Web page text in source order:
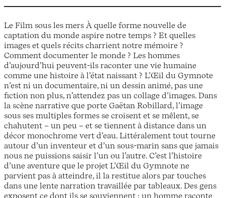
Le Film sous les mers À quelle forme nouvelle de
captation du monde aspire notre temps ? Et quelles
images et quels récits charrient notre mémoire ?
Comment documenter le monde ? Les hommes
d’aujourd’hui peuvent-ils raconter une vie humaine
comme une histoire à l’état naissant ? L’Œil du Gymnote
n’est ni un documentaire, ni un dessin animé, pas une
fiction non plus, n’attendez pas un collage d’images. Dans
la scène narrative que porte Gaëtan Robillard, l’image
sous ses multiples formes se croisent et se mêlent, se
chahutent – un peu – et se tiennent à distance dans un
décor monochrome vert d’eau. Littéralement tout tourne
autour d’un inventeur et d’un sous-marin sans que jamais
nous ne puissions saisir l’un ou l’autre. C’est l’histoire
d’une aventure que le projet L’Œil du Gymnote ne
parvient pas à atteindre, il la restitue alors par touches
dans une lente narration travaillée par tableaux. Des gens
exposent ce dont ils se souviennent : un homme raconte